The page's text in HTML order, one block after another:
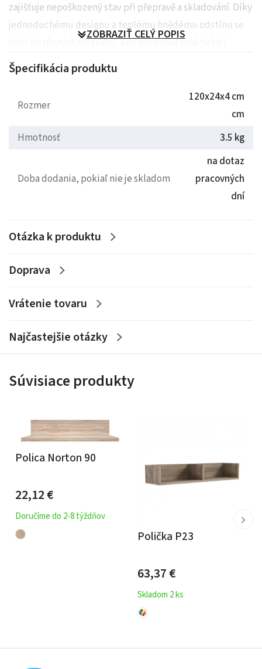
zajišťuje nepoškozený stav při přepravě a skladování. Díky
jednoduchému designu a teplému hnědému odstínu se
hodí do různých interiérů, kde poskytne praktické i
estetické využití.
Hmotnost: 3.35 kg
ZOBRAZIŤ CELÝ POPIS
Špecifikácia produktu
Rozmer
120x24x4 cm
cm
Hmotnosť
3.5 kg
Doba dodania, pokiaľ nie je skladom
na dotaz
pracovných
dní
Otázka k produktu
Doprava
Vrátenie tovaru
Najčastejšie otázky
Súvisiace produkty
Polica Norton 90
22,12€
Doručíme do 2-8 týždňov
Polička P23
63,37€
Skladom 2 ks